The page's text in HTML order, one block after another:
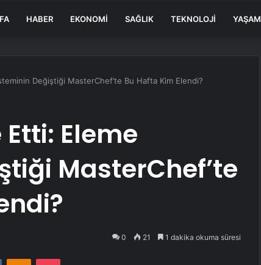
HABER EKONOMI SAĞLIK TEKNOLOJI YAŞAM
Değiştiği MasterChef’te Bu Hafta Kim Elendi?
Eleme
MasterChef’te
0 21 1 dakika okuma süresi
VKontakteOdnoklassniki
Pocket